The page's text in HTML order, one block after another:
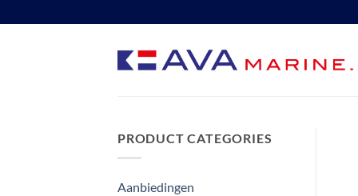
naar
PRODUCT CATEGORIES
Aanbiedingen